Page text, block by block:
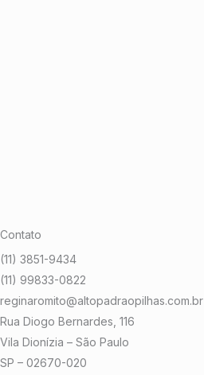
Contato
(11) 3851-9434
(11) 99833-0822
reginaromito@altopadraopilhas.com.br
Rua Diogo Bernardes, 116
Vila Dionízia – São Paulo
SP – 02670-020